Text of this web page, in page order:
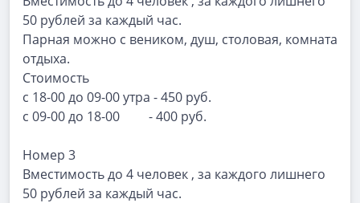
50 рублей за каждый час.
Парная можно с веником, душ, столовая, комната
отдыха.
Стоимость
с 18-00 до 09-00 утра - 450 руб.
с 09-00 до 18-00 - 400 руб.
Номер 3
Вместимость до 4 человек , за каждого лишнего
50 рублей за каждый час.